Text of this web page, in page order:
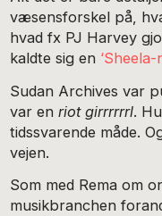
væsensforskel på,
hvad fx PJ Harvey
kaldte sig en ‘Sheela-
Sudan Archives var
var enriot girrrrrrl.
tidssvarende måde.
vejen.
Som med Rema om
musikbranchen